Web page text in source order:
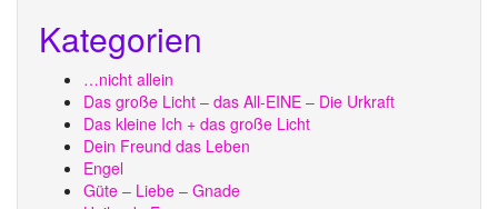
Kategorien
…nicht allein
Das große Licht – das All-EINE – Die Urkraft
Das kleine Ich + das große Licht
Dein Freund das Leben
Engel
Güte – Liebe – Gnade